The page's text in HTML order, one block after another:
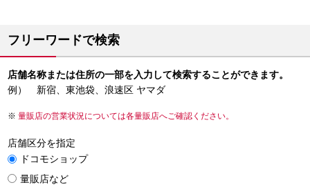
フリーワードで検索
店舗名称または住所の一部を入力して検索することができます。
例） 新宿、東池袋、浪速区 ヤマダ
量販店の営業状況については各量販店へご確認ください。
店舗区分を指定
ドコモショップ
量販店など